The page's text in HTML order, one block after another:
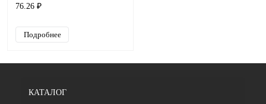
76.26 ₽
Подробнее
КАТАЛОГ